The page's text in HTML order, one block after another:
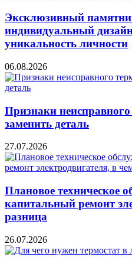
Эксклюзивный
индивидуальный
уникальность личности
06.08.2026
Признаки неисправного
заменить деталь
27.07.2026
Плановое техническое
капитальный ремонт
разница
26.07.2026